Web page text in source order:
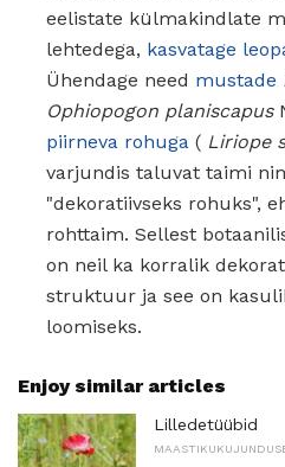
eelistate külmakindlate
lehtedega, kasvatage
Ühendage need mustade
Ophiopogon planiscapus
piirneva rohuga ( Liriope
varjundis taluvat taimi
"dekoratiivseks rohuks",
rohttaim. Sellest
on neil ka korralik
struktuur ja see on
loomiseks.
Enjoy similar articles
Lilledetüübid